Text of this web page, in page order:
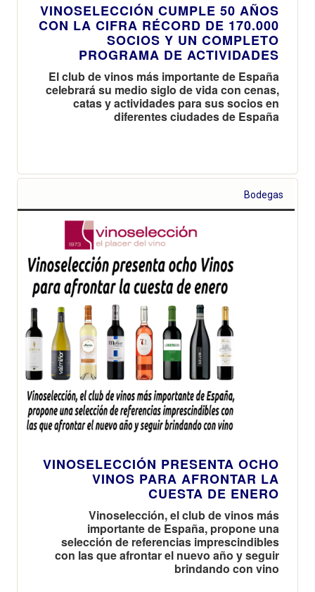
VINOSELECCIÓN CUMPLE 50 AÑOS
CON LA CIFRA RÉCORD DE 170.000
SOCIOS Y UN COMPLETO
PROGRAMA DE ACTIVIDADES
El club de vinos más importante de España
celebrará su medio siglo de vida con cenas,
catas y actividades para sus socios en
diferentes ciudades de España
Bodegas
VINOSELECCIÓN PRESENTA OCHO
VINOS PARA AFRONTAR LA
CUESTA DE ENERO
Vinoselección, el club de vinos más
importante de España, propone una
selección de referencias imprescindibles
con las que afrontar el nuevo año y seguir
brindando con vino